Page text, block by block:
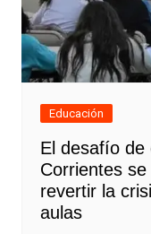
Educación
El desafío de
Corrientes
revertir la
aulas